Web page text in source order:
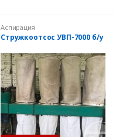
Аспирация
Стружкоотсос УВП-7000 б/у